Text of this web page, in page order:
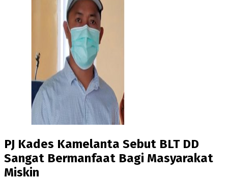
PJ Kades Kamelanta Sebut BLT DD
Sangat Bermanfaat Bagi Masyarakat
Miskin